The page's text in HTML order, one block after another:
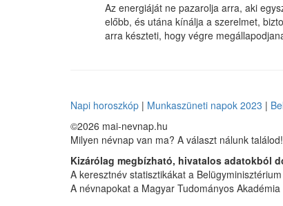
Az energiáját ne pazarolja arra, aki
előbb, és utána kínálja a szerelmet,
arra készteti, hogy végre
Napi horoszkóp | Munkaszüneti napok 2023 |
©2026 mai-nevnap.hu
Milyen névnap van ma? A választ nálunk találod!
Kizárólag megbízható, hivatalos adatokból
A keresztnév statisztikákat a
A névnapokat a Magyar Tudományos